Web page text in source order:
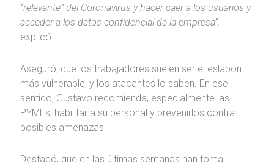
“relevante” del Coronavirus y hacer caer a los usuarios y
acceder a los datos confidencial de la empresa”,
explicó.
Aseguró, que los trabajadores suelen ser el eslabón
más vulnerable, y los atacantes lo saben. En ese
sentido, Gustavo recomienda, especialmente las
PYMEs, habilitar a su personal y prevenirlos contra
posibles amenazas.
Destacó, que en las últimas semanas han toma